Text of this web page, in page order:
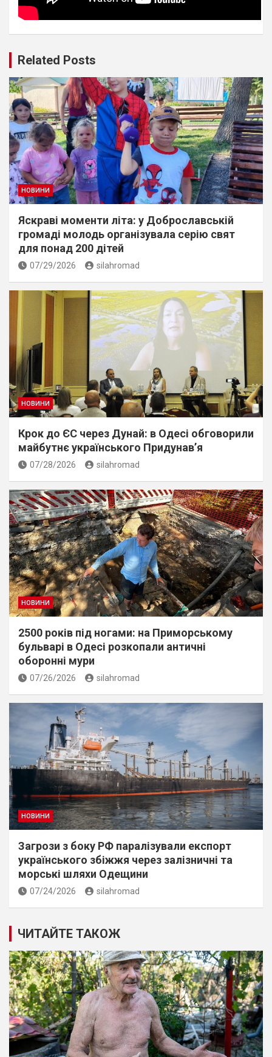
Related Posts
НОВИНИ
Яскраві моменти літа: у Доброславській
громаді молодь організувала серію свят
для понад 200 дітей
07/29/2026 silahromad
НОВИНИ
Крок до ЄС через Дунай: в Одесі обговорили
майбутнє українського Придунав’я
07/28/2026 silahromad
НОВИНИ
2500 років під ногами: на Приморському
бульварі в Одесі розкопали античні
оборонні мури
07/26/2026 silahromad
НОВИНИ
Загрози з боку РФ паралізували експорт
українського збіжжя через залізничні та
морські шляхи Одещини
07/24/2026 silahromad
ЧИТАЙТЕ ТАКОЖ